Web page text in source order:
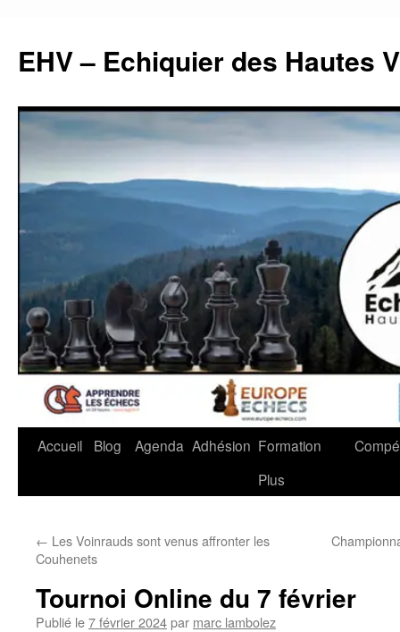
contenu
EHV – Echiquier des Hautes
Accueil Blog Agenda Adhésion Formation
Plus
← Les Voinrauds sont venus affronter les
Couhenets
Tournoi Online du 7 février
Publié le7 février 2024par marc lambolez